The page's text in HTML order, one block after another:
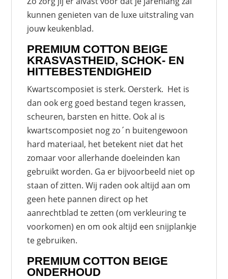
kunnen genieten van de luxe uitstraling van
jouw keukenblad.
PREMIUM COTTON BEIGE
KRASVASTHEID, SCHOK- EN
HITTEBESTENDIGHEID
Kwartscomposiet is sterk. Oersterk. Het is
dan ook erg goed bestand tegen krassen,
scheuren, barsten en hitte. Ook al is
kwartscomposiet nog zo´n buitengewoon
hard materiaal, het betekent niet dat het
zomaar voor allerhande doeleinden kan
gebruikt worden. Ga er bijvoorbeeld niet op
staan of zitten. Wij raden ook altijd aan om
geen hete pannen direct op het
aanrechtblad te zetten (om verkleuring te
voorkomen) en om ook altijd een snijplankje
te gebruiken.
PREMIUM COTTON BEIGE
ONDERHOUD